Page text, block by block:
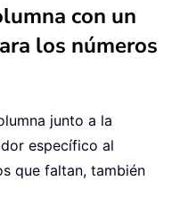
con un
los números
junto a la
específico al
que faltan, también